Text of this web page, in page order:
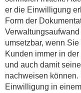
er die Einwilligung
Form der
umsetzbar, wenn
Kunden immer in
und auch damit
nachweisen
Einwilligung in